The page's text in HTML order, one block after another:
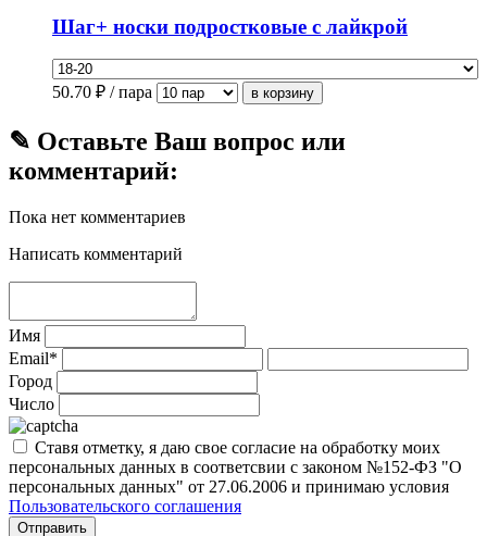
Шаг+ носки подростковые с лайкрой
50.70 ₽ / пара
✎ Оставьте Ваш вопрос или
комментарий:
Пока нет комментариев
Написать комментарий
Имя
Email*
Город
Число
Ставя отметку, я даю свое согласие на обработку моих
персональных данных в соответсвии с законом №152-ФЗ "О
персональных данных" от 27.06.2006 и принимаю условия
Пользовательского соглашения